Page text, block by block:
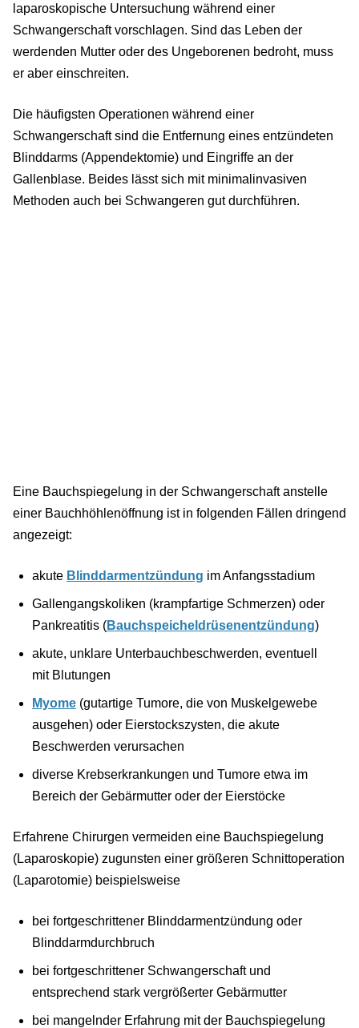
laparoskopische Untersuchung während einer
Schwangerschaft vorschlagen. Sind das Leben der
werdenden Mutter oder des Ungeborenen bedroht, muss
er aber einschreiten.
Die häufigsten Operationen während einer
Schwangerschaft sind die Entfernung eines entzündeten
Blinddarms (Appendektomie) und Eingriffe an der
Gallenblase. Beides lässt sich mit minimalinvasiven
Methoden auch bei Schwangeren gut durchführen.
Eine Bauchspiegelung in der Schwangerschaft anstelle
einer Bauchhöhlenöffnung ist in folgenden Fällen dringend
angezeigt:
akute Blinddarmentzündung im Anfangsstadium
Gallengangskoliken (krampfartige Schmerzen) oder
Pankreatitis (Bauchspeicheldrüsenentzündung)
akute, unklare Unterbauchbeschwerden, eventuell
mit Blutungen
Myome (gutartige Tumore, die von Muskelgewebe
ausgehen) oder Eierstockszysten, die akute
Beschwerden verursachen
diverse Krebserkrankungen und Tumore etwa im
Bereich der Gebärmutter oder der Eierstöcke
Erfahrene Chirurgen vermeiden eine Bauchspiegelung
(Laparoskopie) zugunsten einer größeren Schnittoperation
(Laparotomie) beispielsweise
bei fortgeschrittener Blinddarmentzündung oder
Blinddarmdurchbruch
bei fortgeschrittener Schwangerschaft und
entsprechend stark vergrößerter Gebärmutter
bei mangelnder Erfahrung mit der Bauchspiegelung